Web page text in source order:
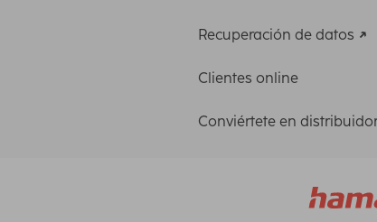
Recuperación de datos
Clientes online
Conviértete en